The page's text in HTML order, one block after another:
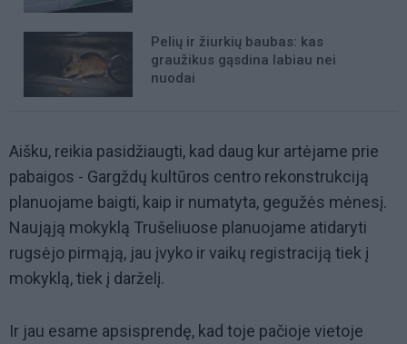
Pelių ir žiurkių baubas: kas
graužikus gąsdina labiau nei
nuodai
Aišku, reikia pasidžiaugti, kad daug kur artėjame prie
pabaigos - Gargždų kultūros centro rekonstrukciją
planuojame baigti, kaip ir numatyta, gegužės mėnesį.
Naująją mokyklą Trušeliuose planuojame atidaryti
rugsėjo pirmąją, jau įvyko ir vaikų registraciją tiek į
mokyklą, tiek į darželį.
Ir jau esame apsisprendę, kad toje pačioje vietoje